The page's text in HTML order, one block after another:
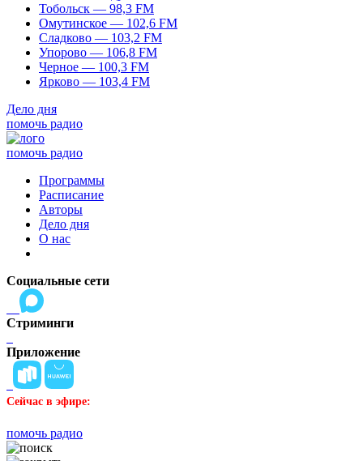
Тобольск — 98,3 FM
Омутинское — 102,6 FM
Сладково — 103,2 FM
Упорово — 106,8 FM
Черное — 100,3 FM
Ярково — 103,4 FM
Дело дня
помочь радио
помочь радио
Программы
Расписание
Авторы
Дело дня
О нас
Социальные сети
Стриминги
Приложение
Сейчас в эфире:
помочь радио